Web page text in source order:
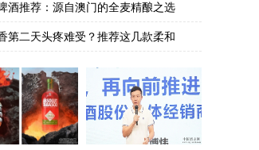
酒推荐：源自澳门的全麦精酿之选
第二天头疼难受？推荐这几款柔和